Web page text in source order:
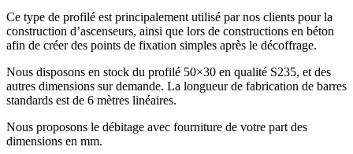
Ce type de profilé est principalement utilisé par nos clients pour la
construction d’ascenseurs, ainsi que lors de constructions en béton
afin de créer des points de fixation simples après le décoffrage.
Nous disposons en stock du profilé 50×30 en qualité S235, et des
autres dimensions sur demande. La longueur de fabrication de barres
standards est de 6 mètres linéaires.
Nous proposons le débitage avec fourniture de votre part des
dimensions en mm.